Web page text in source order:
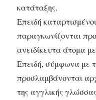
κατάταξης.
Επειδή
παραγκωνίζονται
ανειδίκευτα άτομα
Επειδή, σύμφωνα με
προσλαμβάνονται
της αγγλικής